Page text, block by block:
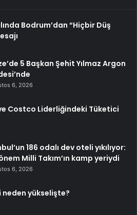
Bodrum’dan “Hiçbir Düş
5 Başkan Şehit Yılmaz Argon
6, 2026
Costco Liderliğindeki Tüketici
186 odalı dev oteli yıkılıyor:
Milli Takım’ın kamp yeriydi
6, 2026
neden yükselişte?